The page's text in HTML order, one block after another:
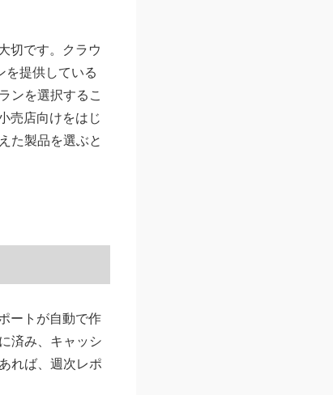
切です。クラウ
を提供している
ンを選択するこ
売店向けをはじ
た製品を選ぶと
ートが自動で作
済み、キャッシ
れば、週次レポ